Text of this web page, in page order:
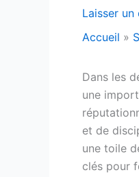
Laisser
Accueil
Dans les
une
et de
une toile
clés pour